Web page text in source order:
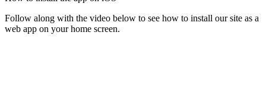
Follow along with the video below to see how to install our site as a
web app on your home screen.